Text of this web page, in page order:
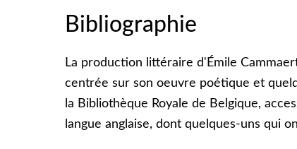
Bibliographie
La production littéraire d'Émile
centrée sur son oeuvre poétique et
la Bibliothèque Royale de Belgique,
langue anglaise, dont quelques-uns qui